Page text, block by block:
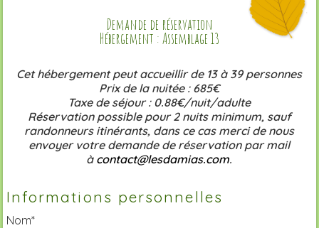
Demande de réservation
Hébergement : Assemblage 13
Cet hébergement peut accueillir de 13 à 39 personnes
Prix de la nuitée : 685€
Taxe de séjour : 0.88€/nuit/adulte
Réservation possible pour 2 nuits minimum, sauf
randonneurs itinérants, dans ce cas merci de nous
envoyer votre demande de réservation par mail
à contact@lesdamias.com.
Informations personnelles
Nom*